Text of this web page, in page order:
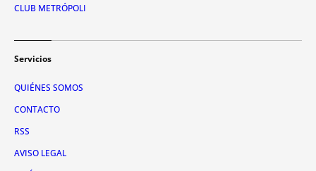
CLUB METRÓPOLI
Servicios
QUIÉNES SOMOS
CONTACTO
RSS
AVISO LEGAL